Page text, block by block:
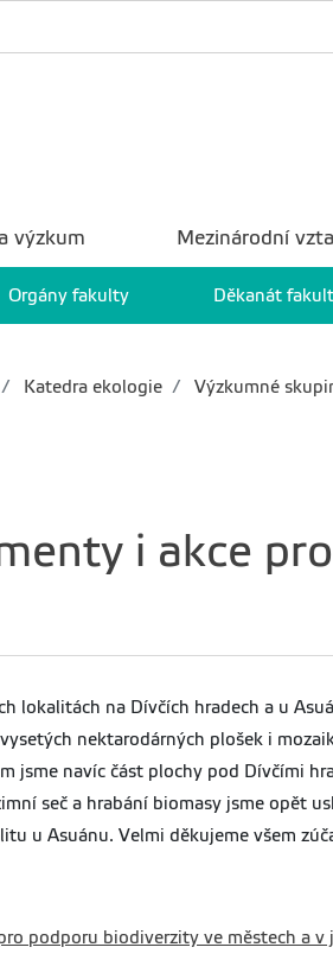
výzkum Mezinárodní
Orgány fakulty Děkanát
Katedra ekologie Výzkumné
i akce
lokalitách na Dívčích hradech a u
nektarodárných plošek i
jsme navíc část plochy pod Dívčími
seč a hrabání biomasy jsme opět
u Asuánu. Velmi děkujeme všem
podporu biodiverzity ve městech a v